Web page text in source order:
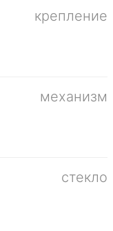
крепление
механизм
стекло